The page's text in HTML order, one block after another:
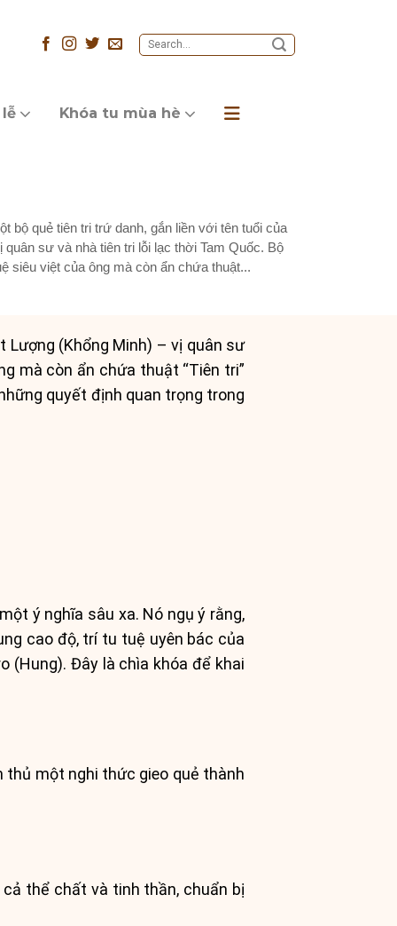
Khóa tu mùa hè
bộ quẻ tiên tri trứ danh, gắn liền với tên tuổi của
sư và nhà tiên tri lỗi lạc thời Tam Quốc. Bộ
siêu việt của ông mà còn ẩn chứa thuật...
Lượng (Khổng Minh) – vị quân sư
mà còn ẩn chứa thuật “Tiên tri”
quyết định quan trọng trong
ý nghĩa sâu xa. Nó ngụ ý rằng,
cao độ, trí tu tuệ uyên bác của
(Hung). Đây là chìa khóa để khai
thủ một nghi thức gieo quẻ thành
thể chất và tinh thần, chuẩn bị